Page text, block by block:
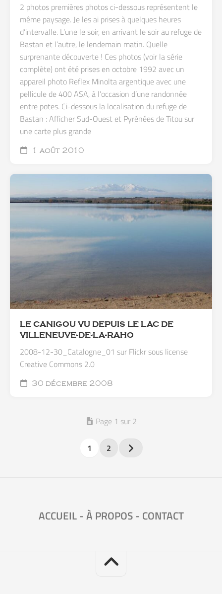
2 photos premières photos ci-dessous représentent le
même paysage. Je les ai prises à quelques heures
d’intervalle. L’une le soir, en arrivant le soir au refuge de
Bastan et l’autre, le lendemain matin. Quelle
surprenante découverte ! Ces photos (voir la série
complète) ont été prises en octobre 1992 avec un
appareil photo Reflex Minolta argentique avec une
pellicule de 400 ASA, à l’occasion d’une randonnée
entre potes. Ci-dessous la localisation du refuge de
Bastan : Afficher Sud-Ouest et Pyrénées de Titou sur
une carte plus grande
1 août 2010
LE CANIGOU VU DEPUIS LE LAC DE
VILLENEUVE-DE-LA-RAHO
2008-12-30_Catalogne_01 sur Flickr sous license
Creative Commons 2.0
30 décembre 2008
Page 1 sur 2
1 2
ACCUEIL-À PROPOS- CONTACT